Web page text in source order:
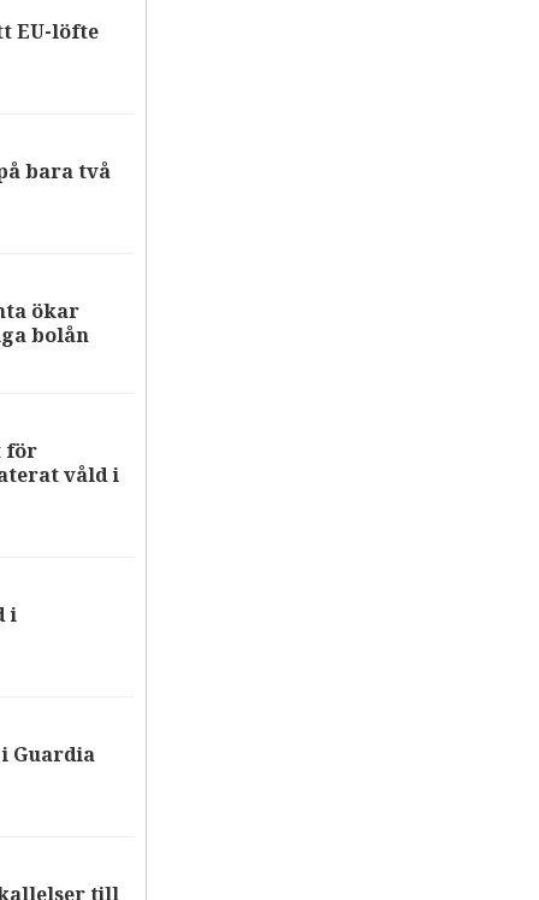
EU-löfte
bara två
ökar
bolån
för
våld i
i
Guardia
till